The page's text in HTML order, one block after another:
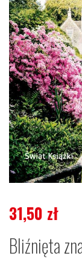
31,50 zł
Bliźnięta